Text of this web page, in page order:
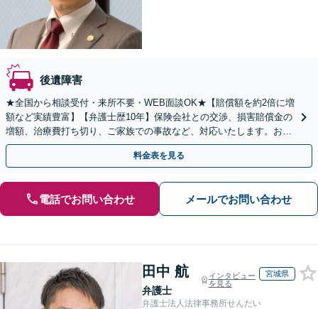
後遺障害
★全国から相談受付・来所不要・WEB面談OK★【賠償額を約2倍に増
額など実績豊富】【弁護士歴10年】保険会社との交渉、損害賠償金の
増額、治療費打ち切り、ご家族での事故など、対応いたします。お早
めにご相談ください【初回相談・着手金無料】
料金表を見る
電話でお問い合わせ メールでお問い合わせ
田中 航
弁護士
インタビュー
を見る
宮城県
弁護士法人法律事務所せんだい